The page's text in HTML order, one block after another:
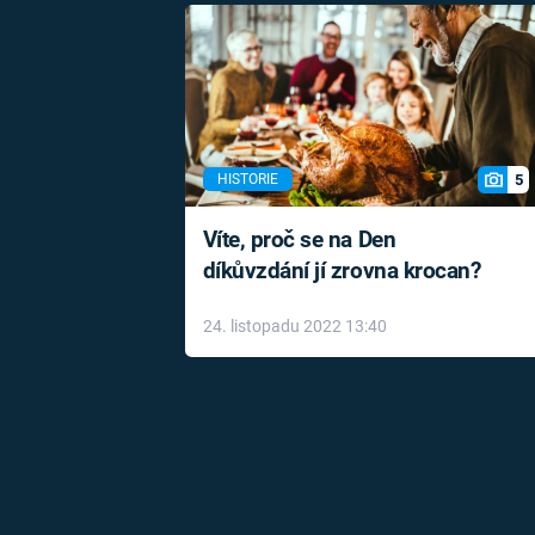
HISTORIE 5
Víte, proč se na Den
díkůvzdání jí zrovna krocan?
24. listopadu 2022 13:40